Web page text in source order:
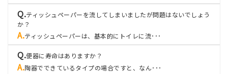
ティッシュペーパーを流してしまいましたが問題はないでしょう
か？
ティッシュペーパーは、基本的にトイレに流･･･
便器に寿命はありますか？
陶器でできているタイプの場合ですと、なん･･･